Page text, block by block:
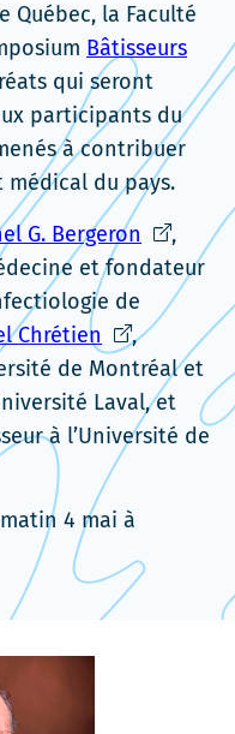
Québec, la Faculté
Bâtisseurs
qui seront
participants du
à contribuer
médical du pays.
G. Bergeron Ce
lien
s'ouvrira
dans
une
nouvelle
fenêtre
,
et fondateur
de
Chrétien Ce
lien
s'ouvrira
dans
une
nouvelle
fenêtre
,
de Montréal et
Laval, et
à l’Université de
4 mai à